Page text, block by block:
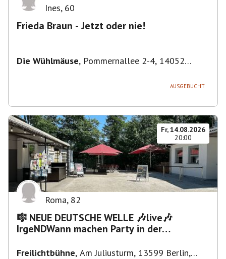
Ines, 60
Frieda Braun - Jetzt oder nie!
Die Wühlmäuse, Pommernallee 2-4, 14052
AUSGEBUCHT
Fr, 14.08.2026
20:00
Roma, 82
🎼 NEUE DEUTSCHE WELLE 🎶live🎶
IrgeNDWann machen Party in der
Freilichtbühne, Am Juliusturm, 13599 Berlin,